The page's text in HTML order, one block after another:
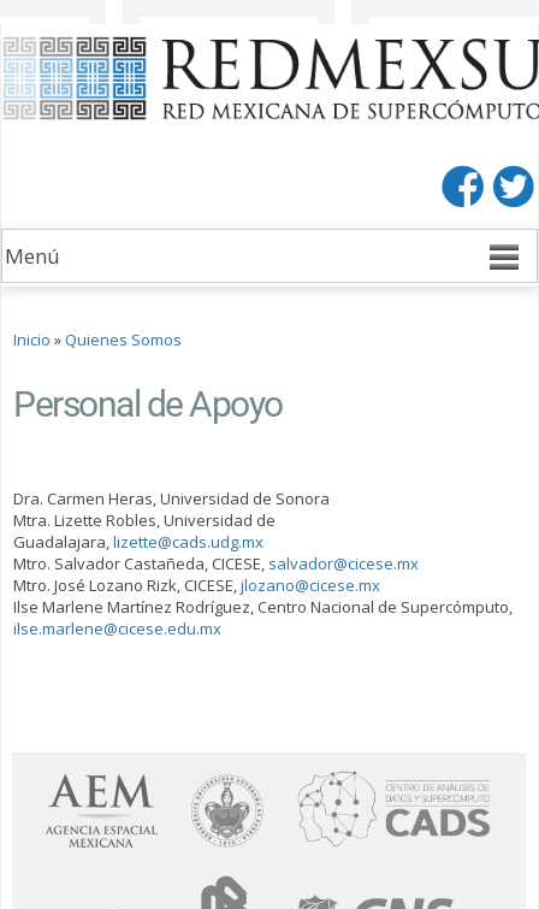
Pasar al
contenido
principal
Pasar a
la barra
lateral
derecha
Se encuentra usted aquí
Inicio »Quienes Somos
Personal de Apoyo
Dra. Carmen Heras, Universidad de Sonora
Mtra. Lizette Robles, Universidad de
Guadalajara,lizette@cads.udg.mx
Mtro. Salvador Castañeda, CICESE, salvador@cicese.mx
Mtro. José Lozano Rizk, CICESE,jlozano@cicese.mx
Ilse Marlene Martínez Rodríguez, Centro Nacional de Supercómputo,
ilse.marlene@cicese.edu.mx